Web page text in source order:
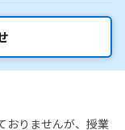
おりませんが、授業